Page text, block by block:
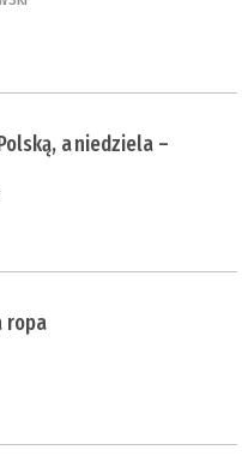
a niedziela –
ropa